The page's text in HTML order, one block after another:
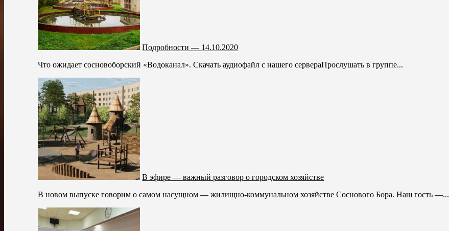
Подробности — 14.10.2020
Что ожидает сосновоборский «Водоканал». Скачать аудиофайл с нашего сервераПрослушать в группе...
В эфире — важный разговор о городском хозяйстве
В новом выпуске говорим о самом насущном — жилищно-коммунальном хозяйстве Соснового Бора. Наш гость —...